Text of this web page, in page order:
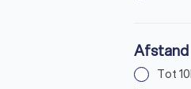
Afstand
Tot